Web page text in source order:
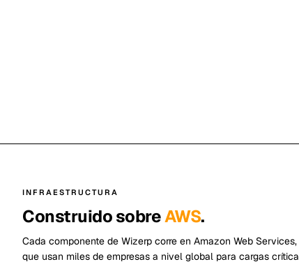
INFRAESTRUCTURA
Construido sobreAWS.
Cada componente de Wizerp corre en Amazon Web
que usan miles de empresas a nivel global para cargas